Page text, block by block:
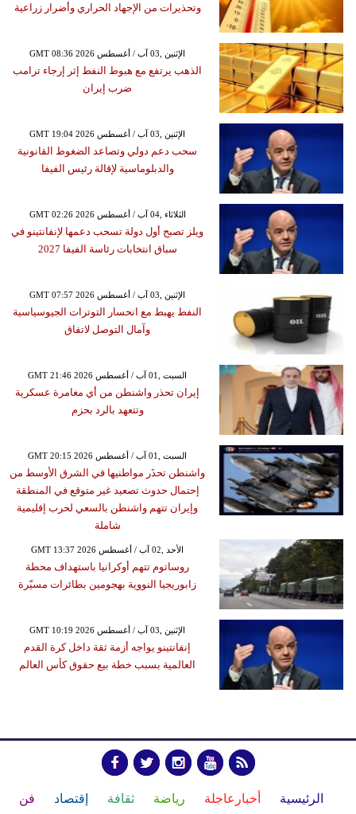
وتحذيرات من الإجهاد الحراري وأضرار زراعية
GMT 08:36 2026 الإثنين ,03 آب / أغسطس
الذهب يرتفع مع هبوط النفط إثر إرجاء ترامب
ضرب إيران
GMT 19:04 2026 الإثنين ,03 آب / أغسطس
سحب دعم دولي وتصاعد الضغوط القانونية
والدبلوماسية لإقالة رئيس الفيفا
GMT 02:26 2026 الثلاثاء ,04 آب / أغسطس
ويلز تصبح أول دولة تسحب دعمها لإنفانتينو في
سباق انتخابات رئاسة الفيفا 2027
GMT 07:57 2026 الإثنين ,03 آب / أغسطس
النفط يهبط مع انحسار التوترات الجيوسياسية
وآمال التوصل لاتفاق
GMT 21:46 2026 السبت ,01 آب / أغسطس
إيران تحذر واشنطن من أي مغامرة عسكرية
وتتعهد بالرد بحزم
GMT 20:15 2026 السبت ,01 آب / أغسطس
واشنطن تحذَر مواطنيها في الشرق الأوسط من
إحتمال حدوث تصعيد غير متوقع في المنطقة
وإيران تتهم واشنطن بالسعي لحرب إقليمية
شاملة
GMT 13:37 2026 الأحد ,02 آب / أغسطس
روساتوم تتهم أوكرانيا باستهداف محطة
زابوريجيا النووية بهجومين بطائرات مسيّرة
GMT 10:19 2026 الإثنين ,03 آب / أغسطس
إنفانتينو يواجه أزمة ثقة داخل كرة القدم
العالمية بسبب خطة بيع حقوق كأس العالم
الرئيسية أخبارعاجلة رياضة ثقافة إقتصاد فن